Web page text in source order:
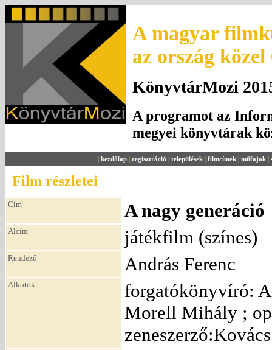
A magyar
az ország
KönyvtárMozi
A programot az
megyei könyvtárak
| kezdőlap | regisztráció | települések | filmcímek | műfajok |
Film részletei
Cím A nagy generáció
Alcím játékfilm (színes)
Rendező András Ferenc
Alkotók
forgatókönyvíró:
Morell Mihály ;